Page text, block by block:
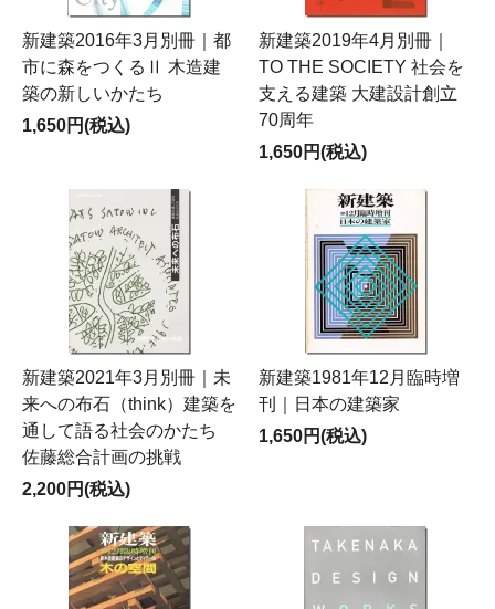
新建築2016年3月別冊｜都
市に森をつくるⅡ 木造建
築の新しいかたち
1,650円(税込)
新建築2019年4月別冊｜
TO THE SOCIETY 社会を
支える建築 大建設計創立
70周年
1,650円(税込)
新建築2021年3月別冊｜未
来への布石（think）建築を
通して語る社会のかたち
佐藤総合計画の挑戦
2,200円(税込)
新建築1981年12月臨時増
刊｜日本の建築家
1,650円(税込)